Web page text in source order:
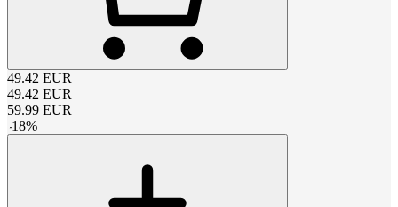
49.42 EUR
49.42 EUR
59.99 EUR
-18%